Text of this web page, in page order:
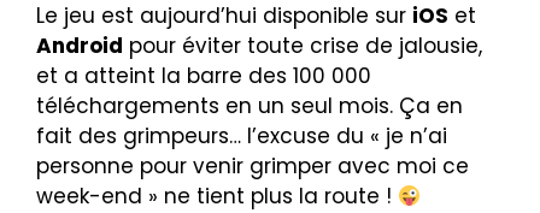
Le jeu est aujourd’hui disponible sur iOS et
Android pour éviter toute crise de jalousie,
et a atteint la barre des 100 000
téléchargements en un seul mois. Ça en
fait des grimpeurs… l’excuse du « je n’ai
personne pour venir grimper avec moi ce
week-end » ne tient plus la route !